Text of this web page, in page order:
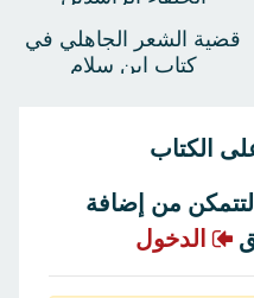
قضية الشعر الجاهلي في
كتاب ابن سلام
الكتاب
من إضافة
الدخول